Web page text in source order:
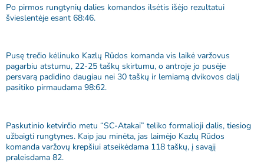
Po pirmos rungtynių dalies komandos ilsėtis išėjo rezultatui
švieslentėje esant 68:46.
Pusę trečio kėlinuko Kazlų Rūdos komanda vis laikė varžovus
pagarbiu atstumu, 22-25 taškų skirtumu, o antroje jo pusėje
persvarą padidino daugiau nei 30 taškų ir lemiamą dvikovos dalį
pasitiko pirmaudama 98:62.
Paskutinio ketvirčio metu “SC-Atakai” teliko formalioji dalis, tiesiog
užbaigti rungtynes. Kaip jau minėta, jas laimėjo Kazlų Rūdos
komanda varžovų krepšiui atseikėdama 118 taškų, į savąjį
praleisdama 82.